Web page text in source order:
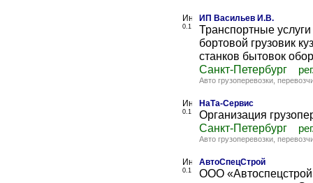
0.1
ИП Васильев И.В.
Транспортные
бортовой грузовик
станков бытовок
Санкт-Петербург
Авто грузоперевозки,
0.1
НаТа-Сервис
Организация
Санкт-Петербург
Авто грузоперевозки,
0.1
АвтоСпецСтрой
ООО